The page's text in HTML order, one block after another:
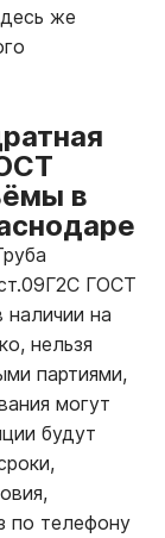
же
в
ГОСТ
наличии на
нельзя
партиями,
могут
будут
по телефону